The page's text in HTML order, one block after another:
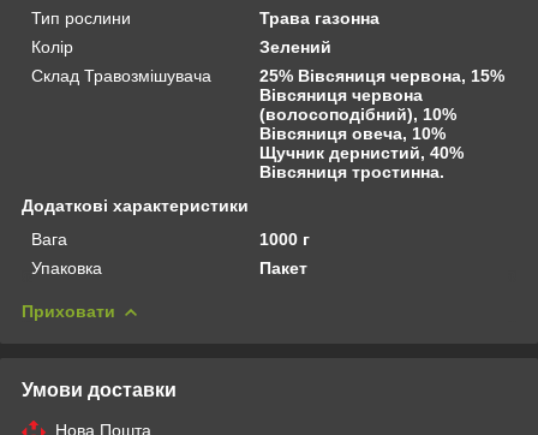
Тип рослини
Трава газонна
Колір
Зелений
Склад Травозмішувача
25% Вівсяниця червона, 15%
Вівсяниця червона
(волосоподібний), 10%
Вівсяниця овеча, 10%
Щучник дернистий, 40%
Вівсяниця тростинна.
Додаткові характеристики
Вага
1000 г
Упаковка
Пакет
Приховати
Умови доставки
Нова Пошта